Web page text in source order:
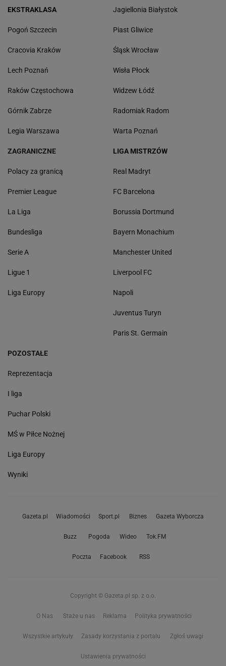
EKSTRAKLASA
Pogoń Szczecin
Cracovia Kraków
Lech Poznań
Raków Częstochowa
Górnik Zabrze
Legia Warszawa
Jagiellonia Białystok
Piast Gliwice
Śląsk Wrocław
Wisła Płock
Widzew Łódź
Radomiak Radom
Warta Poznań
ZAGRANICZNE
Polacy za granicą
Premier League
La Liga
Bundesliga
Serie A
Ligue 1
Liga Europy
LIGA MISTRZÓW
Real Madryt
FC Barcelona
Borussia Dortmund
Bayern Monachium
Manchester United
Liverpool FC
Napoli
Juventus Turyn
Paris St. Germain
POZOSTAŁE
Reprezentacja
I liga
Puchar Polski
MŚ w Piłce Nożnej
Liga Europy
Wyniki
Gazeta.pl Wiadomości Sport.pl Biznes Gazeta Wyborcza
Buzz Pogoda Wideo Tok.FM
Poczta Facebook RSS
Copyright © Gazeta.pl sp. z o.o.
O Nas Staże u nas Reklama Polityka prywatności
Wszystkie artykuły Zasady korzystania z portalu Zgłoś uwagi
Ustawienia prywatności